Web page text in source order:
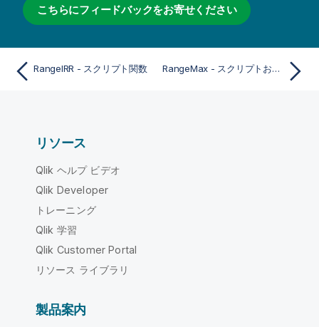
こちらにフィードバックをお寄せください
RangeIRR - スクリプト関数 RangeMax - スクリプトおよびチャート関数
リソース
Qlik ヘルプ ビデオ
Qlik Developer
トレーニング
Qlik 学習
Qlik Customer Portal
リソース ライブラリ
製品案内